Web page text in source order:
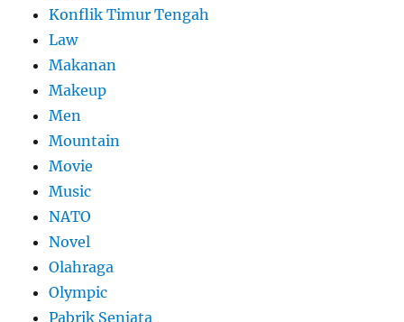
Konflik Timur Tengah
Law
Makanan
Makeup
Men
Mountain
Movie
Music
NATO
Novel
Olahraga
Olympic
Pabrik Senjata